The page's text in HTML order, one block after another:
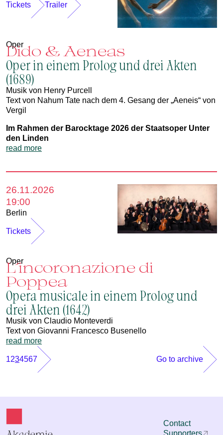
Tickets Trailer
Oper
Dido & Aeneas
Oper in einem Prolog und drei Akten
(1689)
Musik von Henry Purcell
Text von Nahum Tate nach dem 4. Gesang der „Aeneis“ von
Vergil
Im Rahmen der Barocktage 2026 der Staatsoper Unter
den Linden
read more
26.11.2026
19:00
Berlin
Tickets
Oper
L´incoronazione di
Poppea
Opera musicale in einem Prolog und
drei Akten (1642)
Musik von Claudio Monteverdi
Text von Giovanni Francesco Busenello
read more
1234567 Go to archive
Contact
Supporters